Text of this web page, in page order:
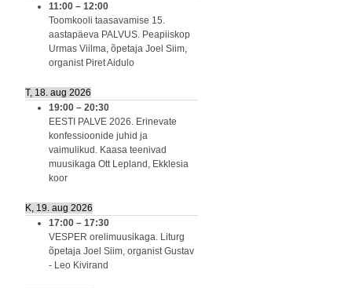
11:00 – 12:00
Toomkooli taasavamise 15.
aastapäeva PALVUS. Peapiiskop
Urmas Viilma, õpetaja Joel Siim,
organist Piret Aidulo
T, 18. aug 2026
19:00 – 20:30
EESTI PALVE 2026. Erinevate
konfessioonide juhid ja
vaimulikud. Kaasa teenivad
muusikaga Ott Lepland, Ekklesia
koor
K, 19. aug 2026
17:00 – 17:30
VESPER orelimuusikaga. Liturg
õpetaja Joel Siim, organist Gustav
- Leo Kivirand